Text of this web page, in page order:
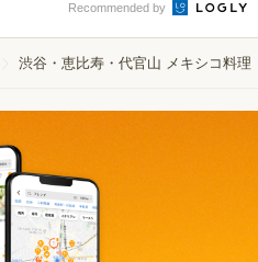
Recommended by
渋谷・恵比寿・代官山 メキシコ料理